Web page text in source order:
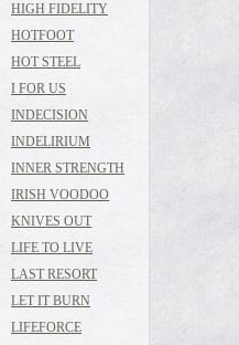
HIGH FIDELITY
HOTFOOT
HOT STEEL
I FOR US
INDECISION
INDELIRIUM
INNER STRENGTH
IRISH VOODOO
KNIVES OUT
LIFE TO LIVE
LAST RESORT
LET IT BURN
LIFEFORCE